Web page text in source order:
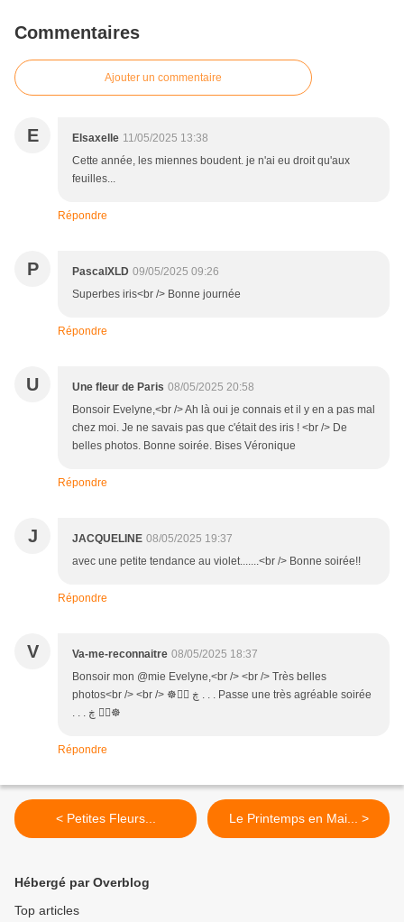
Commentaires
Ajouter un commentaire
E Elsaxelle 11/05/2025 13:38
Cette année, les miennes boudent. je n'ai eu droit qu'aux
feuilles...
Répondre
P PascalXLD 09/05/2025 09:26
Superbes iris<br /> Bonne journée
Répondre
U Une fleur de Paris 08/05/2025 20:58
Bonsoir Evelyne,<br /> Ah là oui je connais et il y en a pas mal
chez moi. Je ne savais pas que c'était des iris ! <br /> De
belles photos. Bonne soirée. Bises Véronique
Répondre
J JACQUELINE 08/05/2025 19:37
avec une petite tendance au violet.......<br /> Bonne soirée!!
Répondre
V Va-me-reconnaitre 08/05/2025 18:37
Bonsoir mon @mie Evelyne,<br /> <br /> Très belles
photos<br /> <br /> ☸ڿ ڰۣ . . . Passe une très agréable soirée
. . . ڰۣ ڿ☸
Répondre
< Petites Fleurs... Le Printemps en Mai... >
Hébergé par Overblog
Top articles